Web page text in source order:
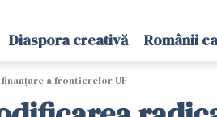
Diaspora creativă Românii
a frontierelor UE